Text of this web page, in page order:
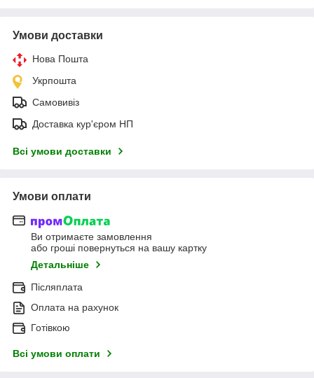
Умови доставки
Нова Пошта
Укрпошта
Самовивіз
Доставка кур'єром НП
Всі умови доставки
Умови оплати
Ви отримаєте замовлення
або гроші повернуться на вашу картку
Детальніше
Післяплата
Оплата на рахунок
Готівкою
Всі умови оплати